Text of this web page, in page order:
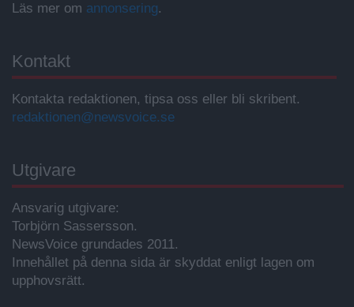
Läs mer om annonsering.
Kontakt
Kontakta redaktionen, tipsa oss eller bli skribent.
redaktionen@newsvoice.se
Utgivare
Ansvarig utgivare:
Torbjörn Sassersson.
NewsVoice grundades 2011.
Innehållet på denna sida är skyddat enligt lagen om
upphovsrätt.